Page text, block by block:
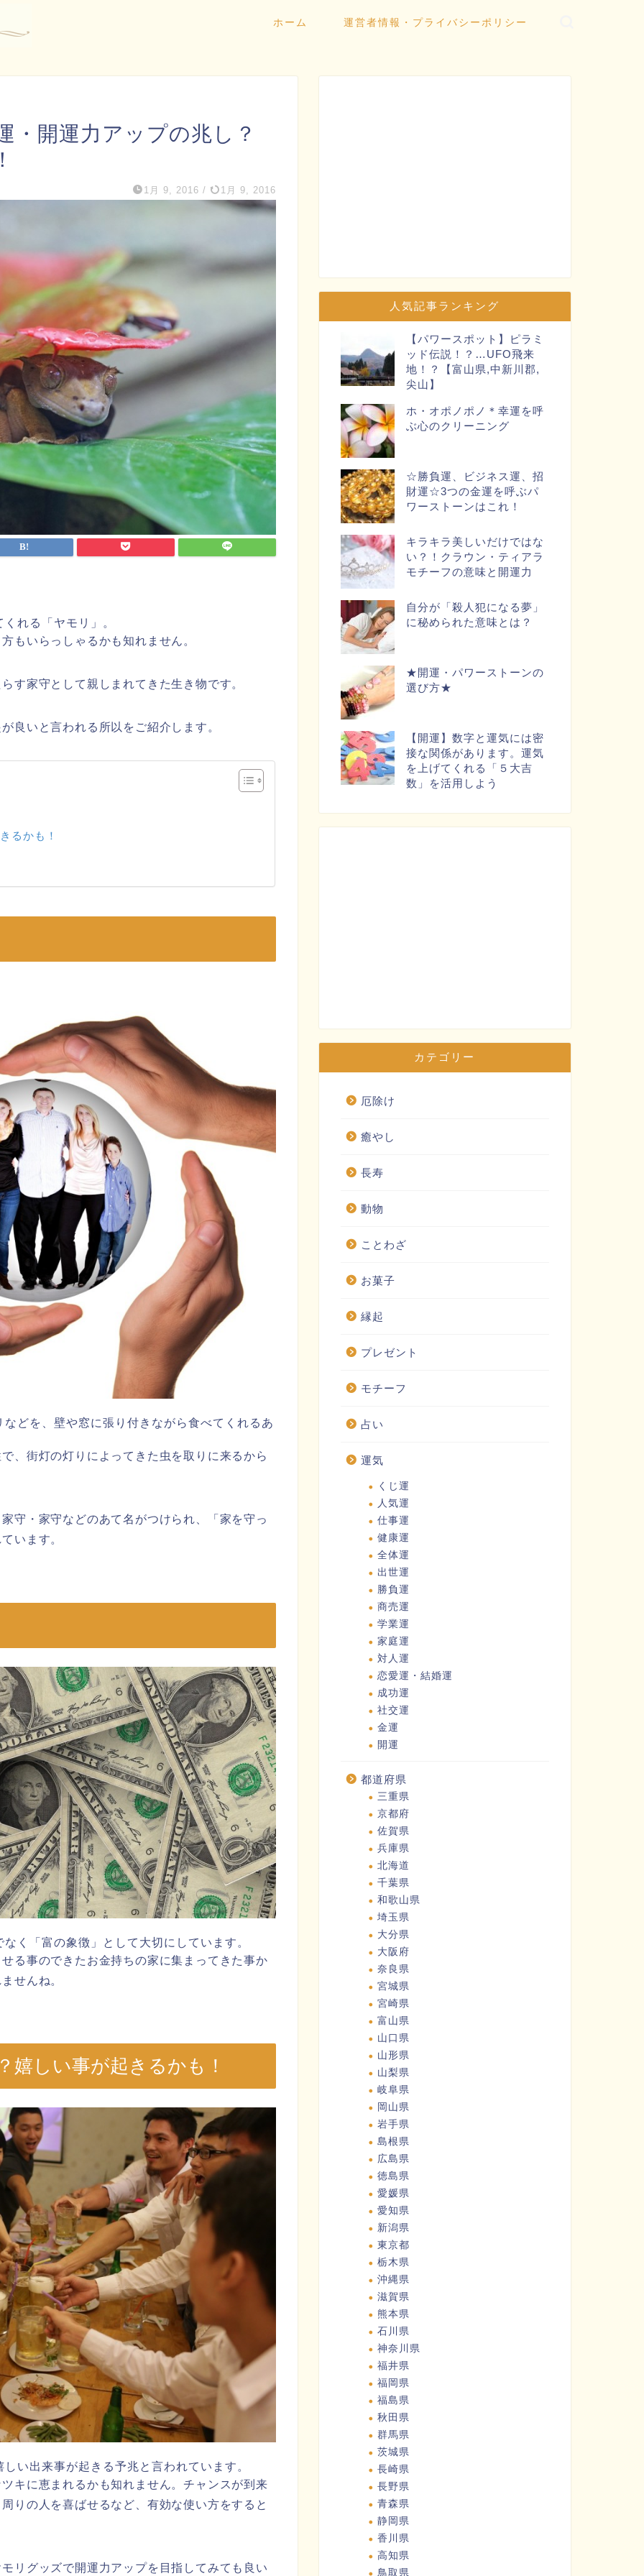
ホーム 運営者情報・プライバシーポリシー
・開運力アップの兆し？
1月 9, 2016 / 1月 9, 2016
れる「ヤモリ」。
もいらっしゃるかも知れません。
す家守として親しまれてきた生き物です。
良いと言われる所以をご紹介します。
るかも！
どを、壁や窓に張り付きながら食べてくれるあ
、街灯の灯りによってきた虫を取りに来るから
守・家守などのあて名がつけられ、「家を守っ
います。
く「富の象徴」として大切にしています。
る事のできたお金持ちの家に集まってきた事か
せんね。
嬉しい事が起きるかも！
い出来事が起きる予兆と言われています。
キに恵まれるかも知れません。チャンスが到来
りの人を喜ばせるなど、有効な使い方をすると
リグッズで開運力アップを目指してみても良い
人気記事ランキング
【パワースポット】ピラミ
ッド伝説！？…UFO飛来
地！？【富山県,中新川郡,
尖山】
ホ・オポノポノ＊幸運を呼
ぶ心のクリーニング
☆勝負運、ビジネス運、招
財運☆3つの金運を呼ぶパ
ワーストーンはこれ！
キラキラ美しいだけではな
い？！クラウン・ティアラ
モチーフの意味と開運力
自分が「殺人犯になる夢」
に秘められた意味とは？
★開運・パワーストーンの
選び方★
【開運】数字と運気には密
接な関係があります。運気
を上げてくれる「５大吉
数」を活用しよう
カテゴリー
厄除け
癒やし
長寿
動物
ことわざ
お菓子
縁起
プレゼント
モチーフ
占い
運気
くじ運
人気運
仕事運
健康運
全体運
出世運
勝負運
商売運
学業運
家庭運
対人運
恋愛運・結婚運
成功運
社交運
金運
開運
都道府県
三重県
京都府
佐賀県
兵庫県
北海道
千葉県
和歌山県
埼玉県
大分県
大阪府
奈良県
宮城県
宮崎県
富山県
山口県
山形県
山梨県
岐阜県
岡山県
岩手県
島根県
広島県
徳島県
愛媛県
愛知県
新潟県
東京都
栃木県
沖縄県
滋賀県
熊本県
石川県
神奈川県
福井県
福岡県
福島県
秋田県
群馬県
茨城県
長崎県
長野県
青森県
静岡県
香川県
高知県
鳥取県